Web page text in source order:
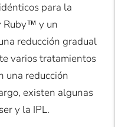
para la
Ruby™ y un
reducción gradual
varios tratamientos
una reducción
existen algunas
y la IPL.